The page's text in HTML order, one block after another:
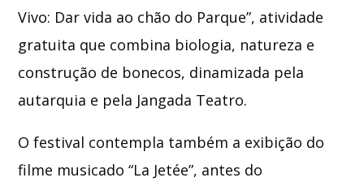
Vivo: Dar vida ao chão do Parque”, atividade
gratuita que combina biologia, natureza e
construção de bonecos, dinamizada pela
autarquia e pela Jangada Teatro.
O festival contempla também a exibição do
filme musicado “La Jetée”, antes do